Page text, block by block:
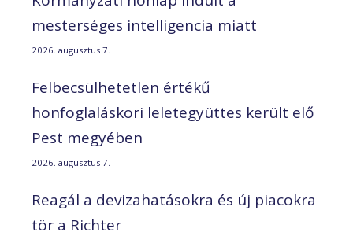
mesterséges intelligencia miatt
2026. augusztus 7.
Felbecsülhetetlen értékű
honfoglaláskori leletegyüttes került elő
Pest megyében
2026. augusztus 7.
Reagál a devizahatásokra és új piacokra
tör a Richter